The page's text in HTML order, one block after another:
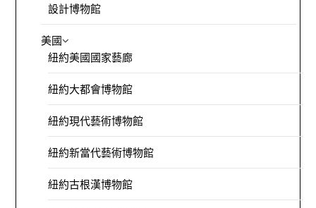
設計博物館
美國
紐約美國國家藝廊
紐約大都會博物館
紐約現代藝術博物館
紐約新當代藝術博物館
紐約古根漢博物館